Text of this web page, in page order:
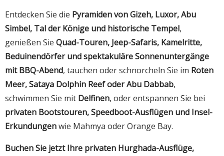
Entdecken Sie die Pyramiden von Gizeh, Luxor, Abu
Simbel, Tal der Könige und historische Tempel,
genießen Sie Quad-Touren, Jeep-Safaris, Kamelritte,
Beduinendörfer und spektakuläre Sonnenuntergänge
mit BBQ-Abend, tauchen oder schnorcheln Sie im Roten
Meer, Sataya Dolphin Reef oder Abu Dabbab,
schwimmen Sie mit Delfinen, oder entspannen Sie bei
privaten Bootstouren, Speedboot-Ausflügen und Insel-
Erkundungenwie Mahmya oder Orange Bay.
Buchen Sie jetzt Ihre privaten Hurghada-Ausflüge,